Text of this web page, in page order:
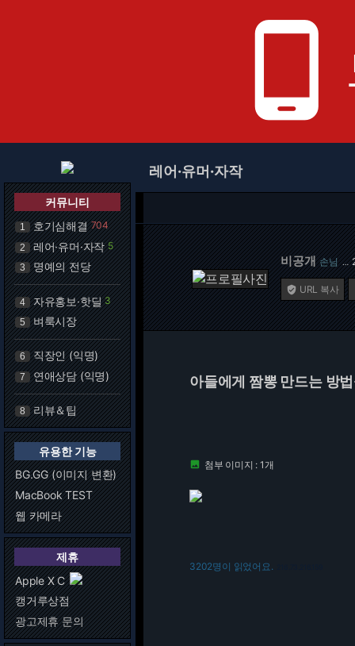
phone_android
커뮤니티
1 호기심해결 704
2 레어·유머·자작 5
3 명예의 전당
4 자유홍보·핫딜 3
5 벼룩시장
6 직장인 (익명)
7 연애상담 (익명)
8 리뷰＆팁
유용한 기능
BG.GG (이미지 변환)
MacBook TEST
웹 카메라
제휴
Apple X C
캥거루상점
광고제휴 문의
레어·유머·자작
비공개 손님 …
 URL 복사
아들에게 짬뽕 만드는 방
 첨부 이미지 : 1개
3202명이 읽었어요.